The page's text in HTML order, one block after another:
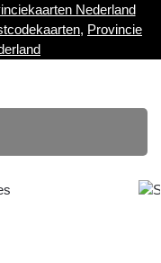
Nederland
, Provincie